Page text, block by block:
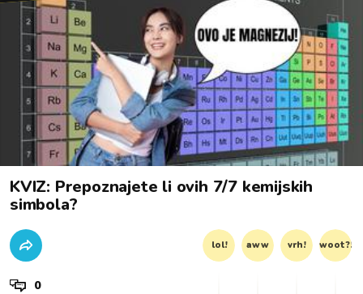
KVIZ: Prepoznajete li ovih 7/7 kemijskih
simbola?
lol! aww vrh! woot?!
0